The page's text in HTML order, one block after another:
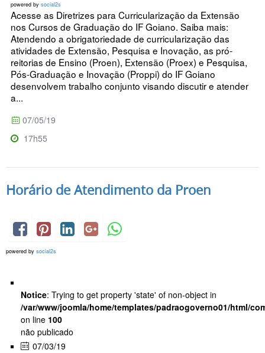
powered by social2s
Acesse as Diretrizes para Curricularização da Extensão
nos Cursos de Graduação do IF Goiano. Saiba mais:
Atendendo a obrigatoriedade de curricularização das
atividades de Extensão, Pesquisa e Inovação, as pró-
reitorias de Ensino (Proen), Extensão (Proex) e Pesquisa,
Pós-Graduação e Inovação (Proppi) do IF Goiano
desenvolvem trabalho conjunto visando discutir e atender
a...
07/05/19
17h55
Horário de Atendimento da Proen
powered by social2s
Notice: Trying to get property 'state' of non-object in
/var/www/joomla/home/templates/padraogoverno01/html/
on line 100
não publicado
07/03/19